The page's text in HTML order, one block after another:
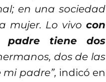
en una sociedad
mujer. Lo vivo con
padre tiene dos
dos de las
padre”, indicó en